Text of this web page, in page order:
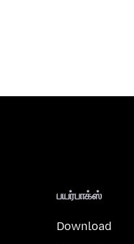
பயர்பாக்ஸ்
Download